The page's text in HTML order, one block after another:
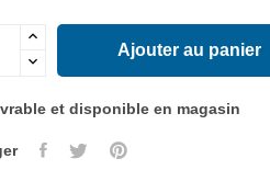
homologuées IMO COLREG 72 pour
à 20 m.
lumière vers le haut (sans la
piles et aimant) : 155 g.
Ajouter au panier
et disponible en magasin